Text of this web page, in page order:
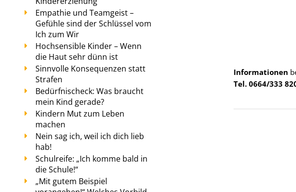
Empathie und Teamgeist –
Gefühle sind der Schlüssel vom
Ich zum Wir
Hochsensible Kinder – Wenn
die Haut sehr dünn ist
Sinnvolle Konsequenzen statt
Strafen
Bedürfnischeck: Was braucht
mein Kind gerade?
Kindern Mut zum Leben
machen
Nein sag ich, weil ich dich lieb
hab!
Schulreife: „Ich komme bald in
die Schule!“
„Mit gutem Beispiel
Informationen
Tel. 0664/333